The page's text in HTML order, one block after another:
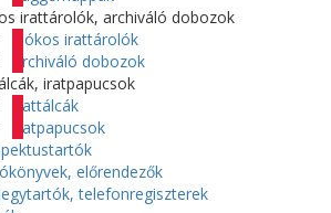
irattárolók, archiváló dobozok
Fiókos irattárolók
Archiváló dobozok
iratpapucsok
Irattálcák
Iratpapucsok
előrendezők
telefonregiszterek